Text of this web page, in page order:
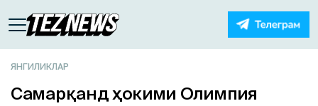
ЯНГИЛИКЛАР
Самарқанд ҳокими Олимпия